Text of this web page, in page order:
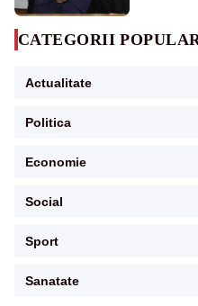
CATEGORII
Actualitate
Politica
Economie
Social
Sport
Sanatate